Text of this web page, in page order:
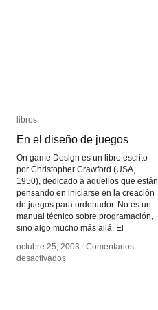
libros
En el diseño de juegos
On game Design es un libro escrito
por Christopher Crawford (USA,
1950), dedicado a aquellos que están
pensando en iniciarse en la creación
de juegos para ordenador. No es un
manual técnico sobre programación,
sino algo mucho más allá. El
octubre 25, 2003 / Comentarios
desactivadosen
libros
En el diseño de juegos
octubre 25, 2003 / Comentarios
desactivadosen